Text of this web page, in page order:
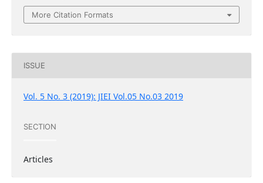
More Citation Formats
ISSUE
Vol. 5 No. 3 (2019): JIEI Vol.05 No.03 2019
SECTION
Articles